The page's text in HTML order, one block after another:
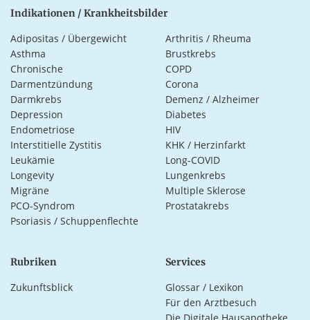
Indikationen / Krankheitsbilder
Adipositas / Übergewicht
Arthritis / Rheuma
Asthma
Brustkrebs
Chronische
Darmentzündung
COPD
Corona
Darmkrebs
Demenz / Alzheimer
Depression
Diabetes
Endometriose
HIV
Interstitielle Zystitis
KHK / Herzinfarkt
Leukämie
Long-COVID
Longevity
Lungenkrebs
Migräne
Multiple Sklerose
PCO-Syndrom
Prostatakrebs
Psoriasis / Schuppenflechte
Rubriken
Zukunftsblick
Services
Glossar / Lexikon
Für den Arztbesuch
Die Digitale Hausapotheke